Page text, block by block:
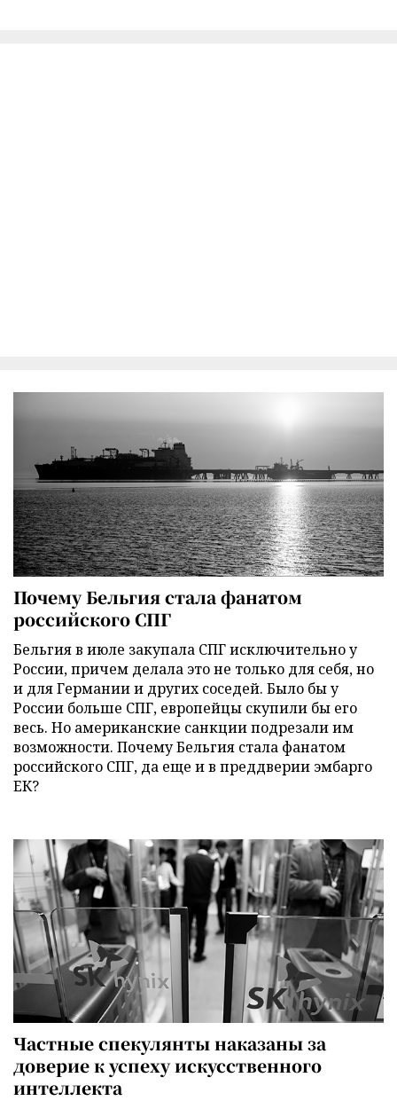
Почему Бельгия стала фанатом
российского СПГ
Бельгия в июле закупала СПГ исключительно у
России, причем делала это не только для себя, но
и для Германии и других соседей. Было бы у
России больше СПГ, европейцы скупили бы его
весь. Но американские санкции подрезали им
возможности. Почему Бельгия стала фанатом
российского СПГ, да еще и в преддверии эмбарго
ЕК?
Частные спекулянты наказаны за
доверие к успеху искусственного
интеллекта